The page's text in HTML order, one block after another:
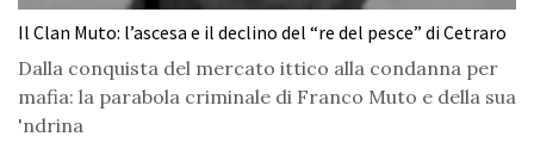
Il Clan Muto: l’ascesa e il declino del “re del pesce” di Cetraro
Dalla conquista del mercato ittico alla condanna per
mafia: la parabola criminale di Franco Muto e della sua
'ndrina